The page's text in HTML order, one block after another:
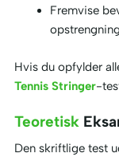
Fremvise
Hvis du opfylder
Tennis Stringer-
Teoretisk
Den skriftlige test